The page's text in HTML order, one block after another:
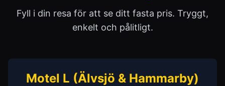
Fyll i din resa för att se ditt fasta pris. Tryggt,
enkelt och pålitligt.
Motel L (Älvsjö & Hammarby)